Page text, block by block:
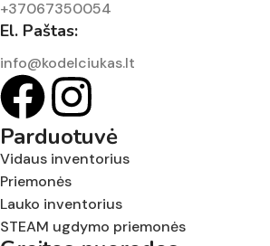
+37067350054
El. Paštas:
info@kodelciukas.lt
Parduotuvė
Vidaus inventorius
Priemonės
Lauko inventorius
STEAM ugdymo priemonės